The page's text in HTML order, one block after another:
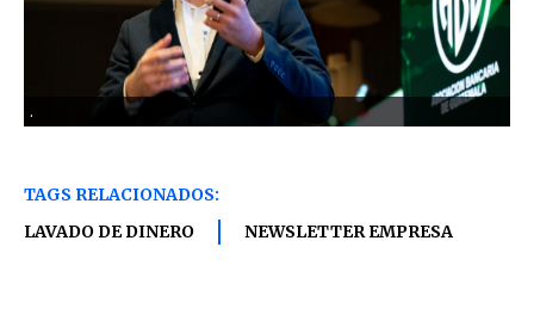
.
TAGS RELACIONADOS:
LAVADO DE DINERO
NEWSLETTER EMPRESA